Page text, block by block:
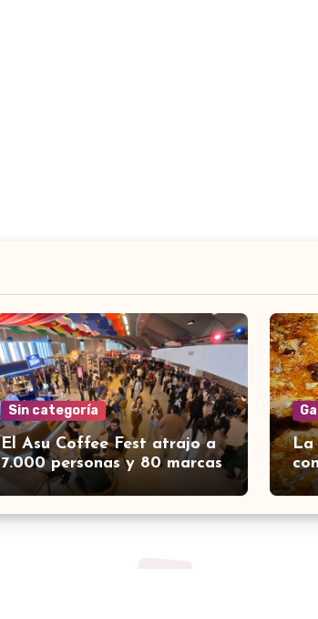
Sin categoría
El Asu Coffee Fest atrajo a
7.000 personas y 80 marcas
La